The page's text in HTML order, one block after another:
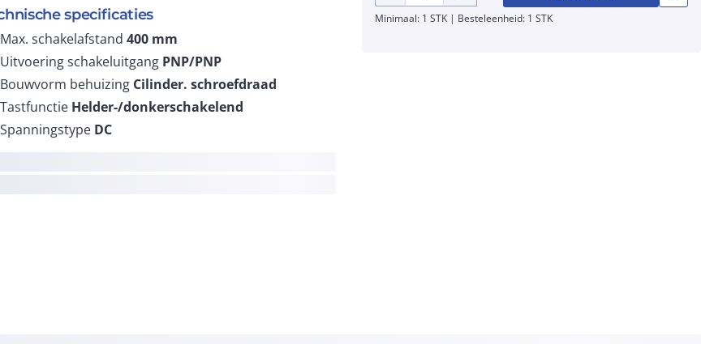
specificaties
Max. schakelafstand 400 mm
Uitvoering schakeluitgang PNP/PNP
Bouwvorm behuizing Cilinder. schroefdraad
Tastfunctie Helder-/donkerschakelend
Spanningstype DC
Minimaal: 1 STK | Besteleenheid: 1 STK